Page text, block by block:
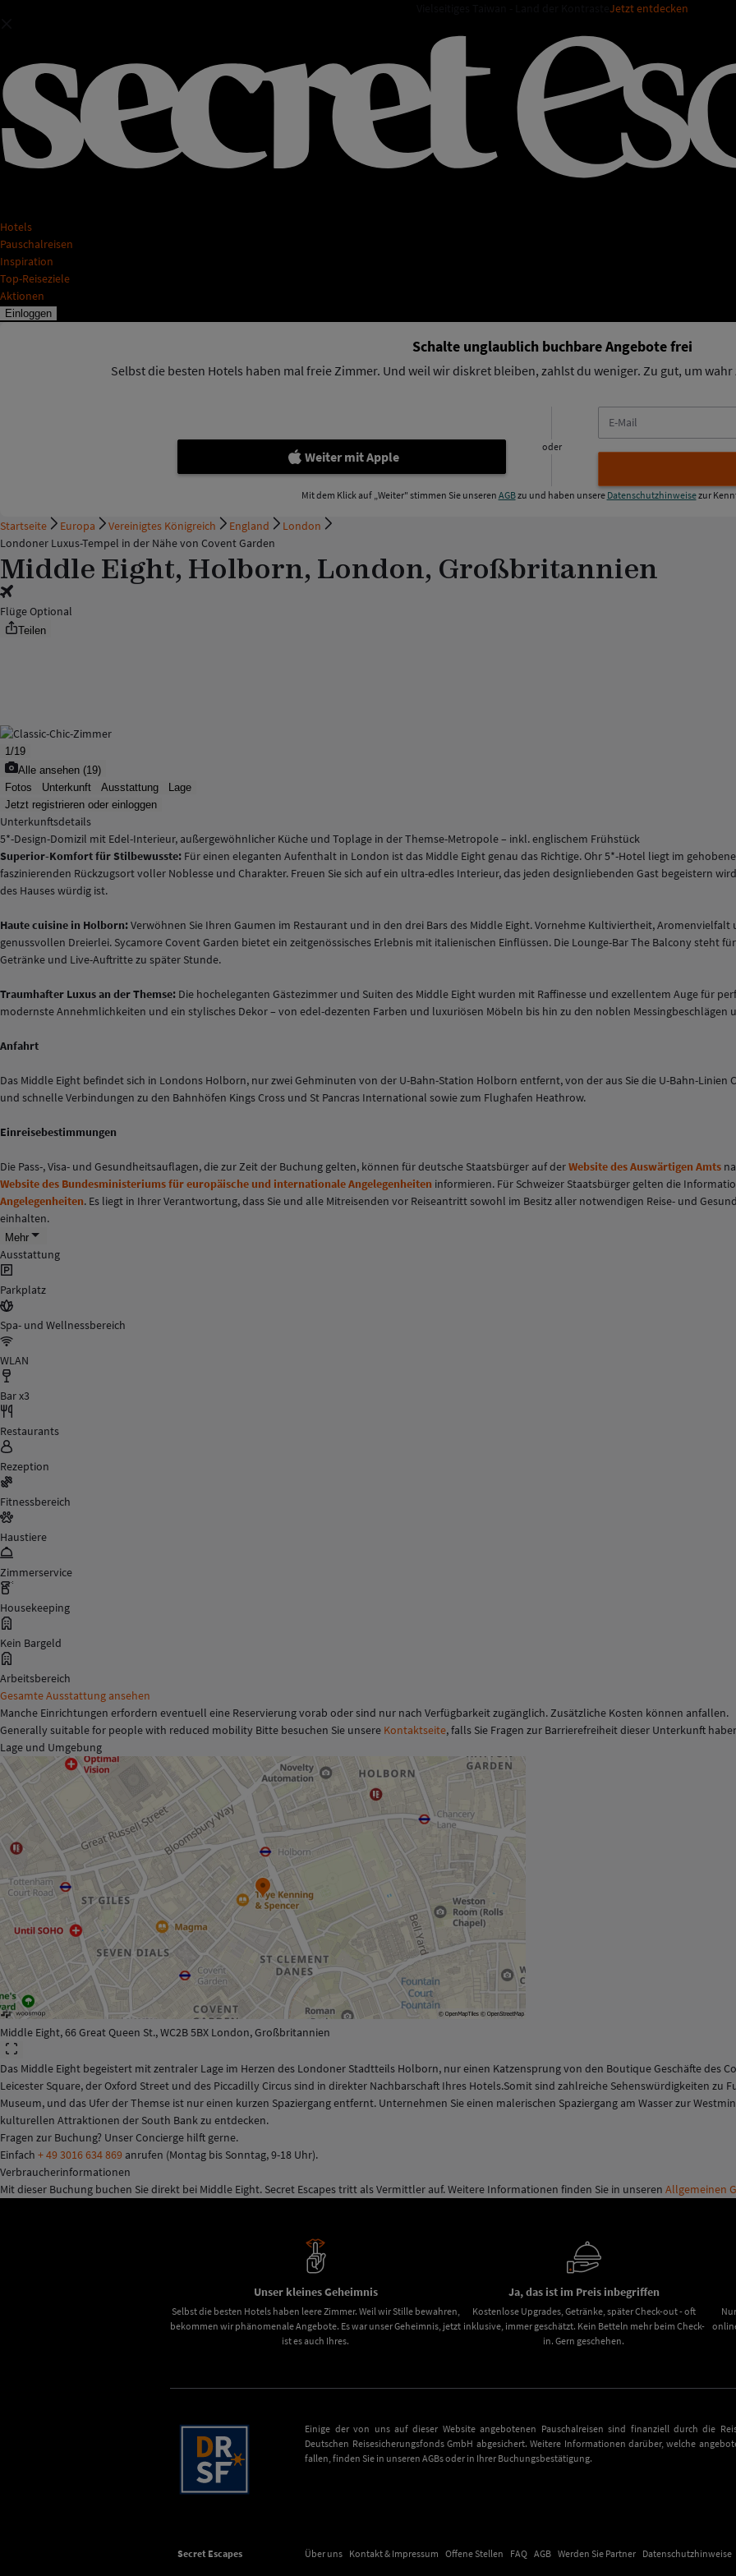
Jetzt entdecken
Hotels
Pauschalreisen
Inspiration
Top-Reiseziele
Aktionen
Einloggen
Schalte unglaublich buchbare Angebote frei
Selbst die besten Hotels haben mal freie Zimmer. Und weil wir diskret bleiben, zahlst du weniger. Zu gut, um
Mail
oder
Weiter mit Apple
Mit dem Klick auf „Weiter" stimmen Sie unseren AGBzu und haben unsere Datenschutzhinweisezur
Startseite Europa Vereinigtes Königreich England
London
Londoner Luxus-Tempel in der Nähe von Covent Garden
Middle Eight, Holborn, London, Großbritannien
Flüge Optional
Teilen
1/19
Alle ansehen (19)
Fotos
Unterkunft Ausstattung
Lage
Jetzt registrieren oder einloggen
Unterkunftsdetails
5*-Design-Domizil mit Edel-Interieur, außergewöhnlicher Küche und Toplage in der Themse-Metropole – inkl. englischem Frühstück
Superior-Komfort für Stilbewusste: Für einen eleganten Aufenthalt in London ist das Middle Eight genau das Richtige. Ohr 5*-Hotel liegt im
faszinierenden Rückzugsort voller Noblesse und Charakter. Freuen Sie sich auf ein ultra-edles Interieur, das jeden designliebenden Gast begeistern
des Hauses würdig ist.
Haute cuisine in Holborn:Verwöhnen Sie Ihren Gaumen im Restaurant und in den drei Bars des Middle Eight. Vornehme Kultiviertheit,
genussvollen Dreierlei. Sycamore Covent Garden bietet ein zeitgenössisches Erlebnis mit italienischen Einflüssen. Die Lounge-Bar The Balcony steht
Getränke und Live-Auftritte zu später Stunde.
Traumhafter Luxus an der Themse: Die hocheleganten Gästezimmer und Suiten des Middle Eight wurden mit Raffinesse und exzellentem Auge für
modernste Annehmlichkeiten und ein stylisches Dekor – von edel-dezenten Farben und luxuriösen Möbeln bis hin zu den noblen Messingbeschlägen
Anfahrt
Das Middle Eight befindet sich in Londons Holborn, nur zwei Gehminuten von der U-Bahn-Station Holborn entfernt, von der aus Sie die U-Bahn-
und schnelle Verbindungen zu den Bahnhöfen Kings Cross und St Pancras International sowie zum Flughafen Heathrow.
Einreisebestimmungen
Die Pass-, Visa- und Gesundheitsauflagen, die zur Zeit der Buchung gelten, können für deutsche Staatsbürger auf derWebsite des Auswärtigen Amts
Website des Bundesministeriums für europäische und internationale Angelegenheiten informieren. Für Schweizer Staatsbürger gelten die
Angelegenheiten. Es liegt in Ihrer Verantwortung, dass Sie und alle Mitreisenden vor Reiseantritt sowohl im Besitz aller notwendigen Reise- und
einhalten.
Mehr
Ausstattung
Parkplatz
Spa- und Wellnessbereich
WLAN
Bar x3
Restaurants
Rezeption
Fitnessbereich
Haustiere
Zimmerservice
Housekeeping
Kein Bargeld
Arbeitsbereich
Gesamte Ausstattung ansehen
Manche Einrichtungen erfordern eventuell eine Reservierung vorab oder sind nur nach Verfügbarkeit zugänglich. Zusätzliche Kosten können anfallen.
Generally suitable for people with reduced mobility Bitte besuchen Sie unsere Kontaktseite, falls Sie Fragen zur Barrierefreiheit dieser Unterkunft
Lage und Umgebung
Middle Eight, 66 Great Queen St., WC2B 5BX London, Großbritannien
Das Middle Eight begeistert mit zentraler Lage im Herzen des Londoner Stadtteils Holborn, nur einen Katzensprung von den Boutique Geschäfte des
Leicester Square, der Oxford Street und des Piccadilly Circus sind in direkter Nachbarschaft Ihres Hotels.Somit sind zahlreiche Sehenswürdigkeiten zu
Museum, und das Ufer der Themse ist nur einen kurzen Spaziergang entfernt. Unternehmen Sie einen malerischen Spaziergang am Wasser zur
kulturellen Attraktionen der South Bank zu entdecken.
Fragen zur Buchung? Unser Concierge hilft gerne.
Einfach + 49 3016 634 869 anrufen (Montag bis Sonntag, 9-18 Uhr).
Verbraucherinformationen
Mit dieser Buchung buchen Sie direkt bei Middle Eight. Secret Escapes tritt als Vermittler auf. Weitere Informationen finden Sie in unseren Allgemeinen
Unser kleines Geheimnis
Selbst die besten Hotels haben leere Zimmer. Weil wir Stille bewahren,
bekommen wir phänomenale Angebote. Es war unser Geheimnis, jetzt
ist es auch Ihres.
Ja, das ist im Preis inbegriffen
Kostenlose Upgrades, Getränke, später Check-out - oft
inklusive, immer geschätzt. Kein Betteln mehr beim Check-
in. Gern geschehen.
Einige der von uns auf dieser Website angebotenen Pauschalreisen sind finanziell durch die
Deutschen Reisesicherungsfonds GmbH abgesichert. Weitere Informationen darüber, welche
fallen, finden Sie in unseren AGBs oder in Ihrer Buchungsbestätigung.
Secret Escapes Über uns Kontakt & Impressum Offene Stellen FAQ AGB Werden Sie Partner Datenschutzhinweise